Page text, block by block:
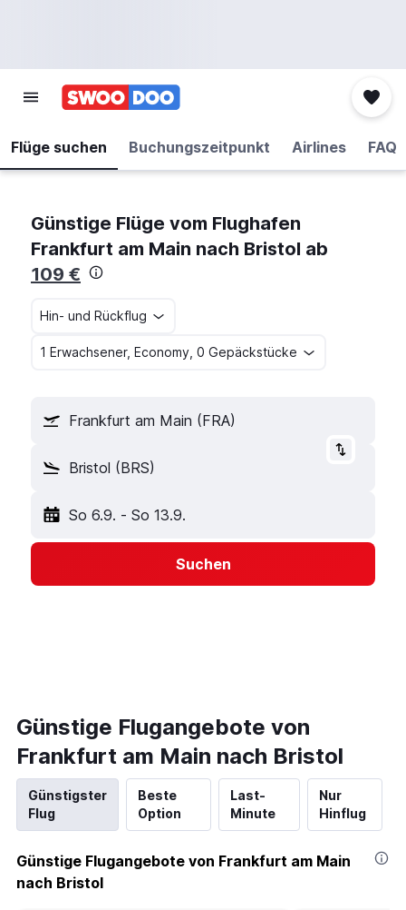
Flüge suchen Buchungszeitpunkt Airlines FAQ
Günstige Flüge vom Flughafen
Frankfurt am Main nach Bristol ab
109 €
Hin- und Rückflug
1 Erwachsener, Economy, 0 Gepäckstücke
Frankfurt am Main (FRA)
Bristol (BRS)
So 6.9. - So 13.9.
Suchen
Günstige Flugangebote von
Frankfurt am Main nach Bristol
Günstigster
Flug
Beste
Option
Last-
Minute
Nur
Hinflug
Günstige Flugangebote von Frankfurt am Main
nach Bristol